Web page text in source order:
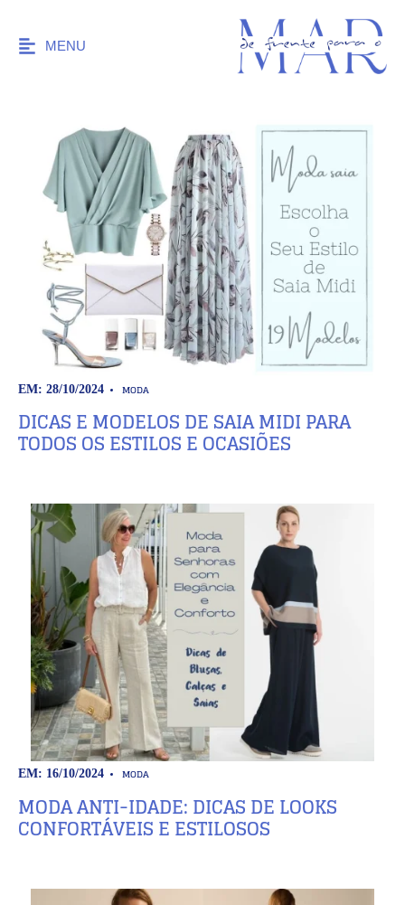
MENU
EM: 28/10/2024 MODA
DICAS E MODELOS DE SAIA MIDI PARA
TODOS OS ESTILOS E OCASIÕES
EM: 16/10/2024 MODA
MODA ANTI-IDADE: DICAS DE LOOKS
CONFORTÁVEIS E ESTILOSOS